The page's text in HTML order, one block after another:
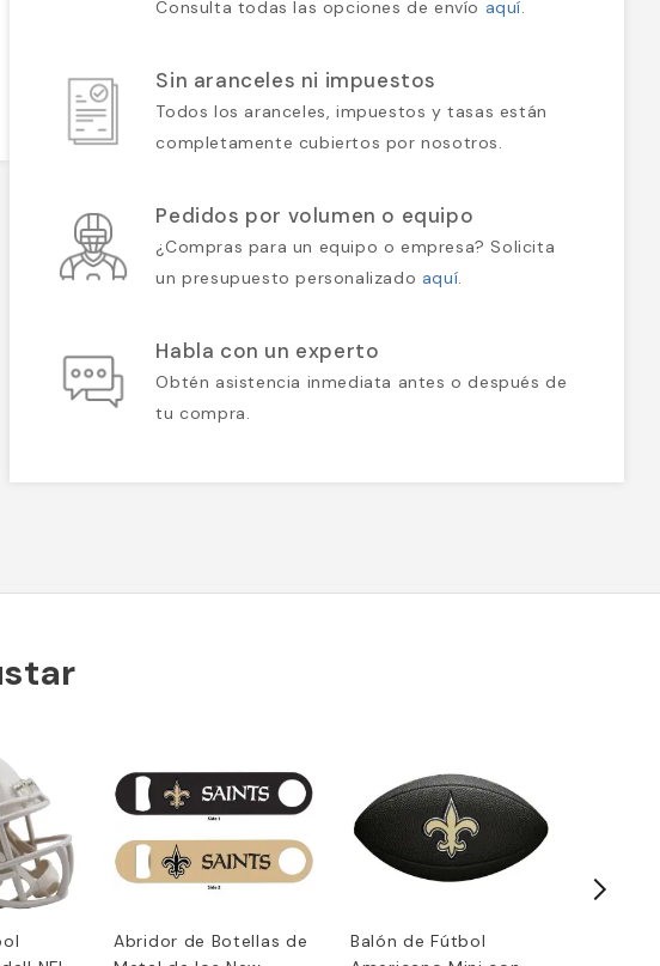
Consulta todas las opciones de envío aquí.
Sin aranceles ni impuestos
Todos los aranceles, impuestos y tasas están
completamente cubiertos por nosotros.
Pedidos por volumen o equipo
¿Compras para un equipo o empresa? Solicita
un presupuesto personalizado aquí.
Habla con un experto
Obtén asistencia inmediata antes o después de
tu compra.
Abridor de Botellas de
Balón de Fútbol